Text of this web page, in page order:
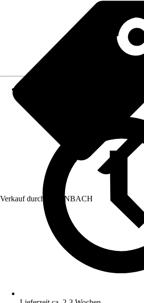
Verkauf durch: HORNBACH